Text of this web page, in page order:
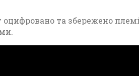
та збережено